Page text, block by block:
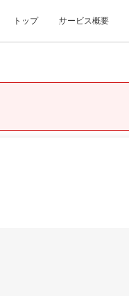
トップ サービス概要